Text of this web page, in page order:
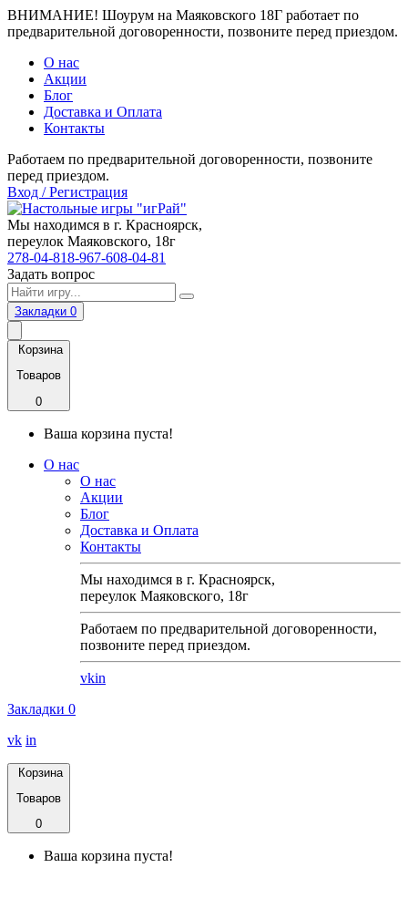
ВНИМАНИЕ! Шоурум на Маяковского 18Г работает по
предварительной договоренности, позвоните перед приездом.
О нас
Акции
Блог
Доставка и Оплата
Контакты
Работаем по предварительной договоренности, позвоните
перед приездом.
Вход / Регистрация
Мы находимся в г. Красноярск,
переулок Маяковского, 18г
278-04-818-967-608-04-81
Задать вопрос
Закладки 0
Корзина
Товаров
0
Ваша корзина пуста!
О нас
О нас
Акции
Блог
Доставка и Оплата
Контакты
Мы находимся в г. Красноярск,
переулок Маяковского, 18г
Работаем по предварительной договоренности,
позвоните перед приездом.
vkin
Закладки 0
vk in
Корзина
Товаров
0
Ваша корзина пуста!